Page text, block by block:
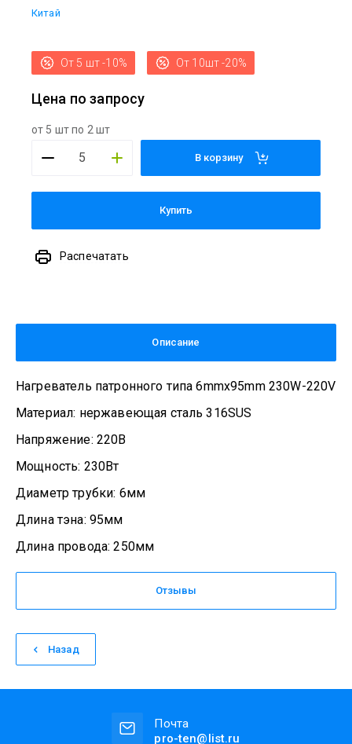
Китай
От 5 шт -10% От 10шт -20%
Цена по запросу
от 5 шт по 2 шт
В корзину
Купить
Распечатать
Описание
Нагреватель патронного типа 6mmx95mm 230W-220V
Материал: нержавеющая сталь 316SUS
Напряжение: 220В
Мощность: 230Вт
Диаметр трубки: 6мм
Длина тэна: 95мм
Длина провода: 250мм
Отзывы
Назад
Почта
pro-ten@list.ru